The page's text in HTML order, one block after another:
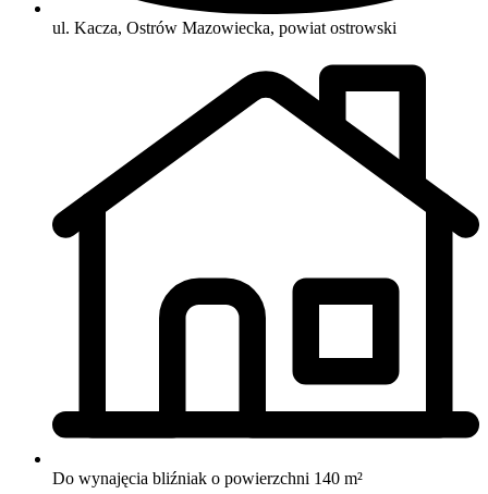
ul. Kacza, Ostrów Mazowiecka, powiat ostrowski
Do wynajęcia bliźniak o powierzchni 140 m²